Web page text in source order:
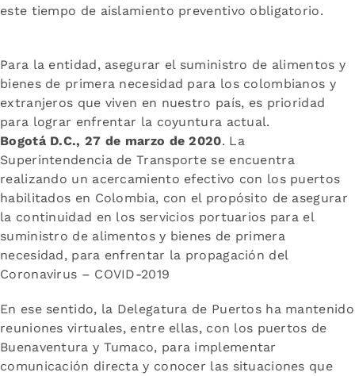
este tiempo de aislamiento preventivo obligatorio.
Para la entidad, asegurar el suministro de alimentos y
bienes de primera necesidad para los colombianos y
extranjeros que viven en nuestro país, es prioridad
para lograr enfrentar la coyuntura actual.
Bogotá D.C., 27 de marzo de 2020. La
Superintendencia de Transporte se encuentra
realizando un acercamiento efectivo con los puertos
habilitados en Colombia, con el propósito de asegurar
la continuidad en los servicios portuarios para el
suministro de alimentos y bienes de primera
necesidad, para enfrentar la propagación del
Coronavirus – COVID-2019
En ese sentido, la Delegatura de Puertos ha mantenido
reuniones virtuales, entre ellas, con los puertos de
Buenaventura y Tumaco, para implementar
comunicación directa y conocer las situaciones que